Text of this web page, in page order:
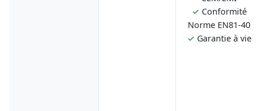
✓ Conformité
Norme EN81-40
✓ Garantie à vie